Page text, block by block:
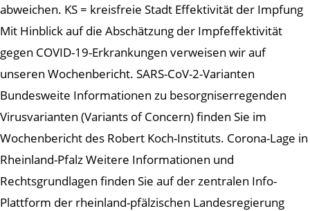
abweichen. KS = kreisfreie Stadt Effektivität der Impfung
Mit Hinblick auf die Abschätzung der Impfeffektivität
gegen COVID-19-Erkrankungen verweisen wir auf
unseren Wochenbericht. SARS-CoV-2-Varianten
Bundesweite Informationen zu besorgniserregenden
Virusvarianten (Variants of Concern) finden Sie im
Wochenbericht des Robert Koch-Instituts. Corona-Lage in
Rheinland-Pfalz Weitere Informationen und
Rechtsgrundlagen finden Sie auf der zentralen Info-
Plattform der rheinland-pfälzischen Landesregierung